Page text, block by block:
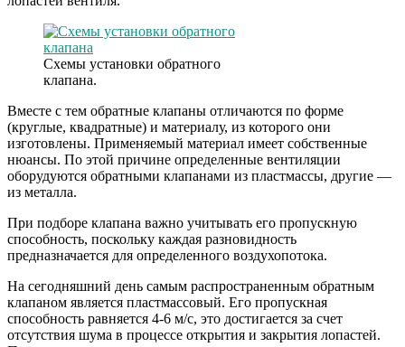
Схемы установки обратного
клапана.
Вместе с тем обратные клапаны отличаются по форме
(круглые, квадратные) и материалу, из которого они
изготовлены. Применяемый материал имеет собственные
нюансы. По этой причине определенные вентиляции
оборудуются обратными клапанами из пластмассы, другие —
из металла.
При подборе клапана важно учитывать его пропускную
способность, поскольку каждая разновидность
предназначается для определенного воздухопотока.
На сегодняшний день самым распространенным обратным
клапаном является пластмассовый. Его пропускная
способность равняется 4-6 м/с, это достигается за счет
отсутствия шума в процессе открытия и закрытия лопастей.